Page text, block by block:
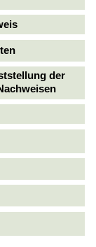
der